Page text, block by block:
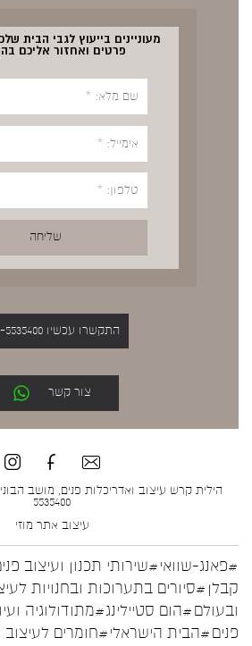
מעוניינים בייעוץ לגבי הבית
פרטים ואחזור אליכם
התקשרו עכשיו 052-5535400
צור קשר
5535400
עיצוב אתר מוזי
#פאנג-שוואי#שירותי תכנון ועיצוב
קבלן #סיורים בתערוכות ובחנויות
ובעולם#הום סטיילינג#מתודולוגיה
פנים#הבית הישראלי#חומרים